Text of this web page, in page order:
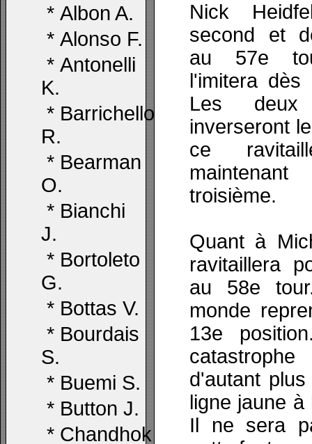
* Albon A.
* Alonso F.
* Antonelli
K.
* Barrichello
R.
* Bearman
O.
* Bianchi
J.
* Bortoleto
G.
* Bottas V.
* Bourdais
S.
* Buemi S.
* Button J.
* Chandhok
Nick
second et
au 57e
l'imitera dès
Les deux
inverseront
ce
troisième.
Quant à
ravitaillera
au 58e
monde
13e
d'autant
ligne jaune
Il ne sera